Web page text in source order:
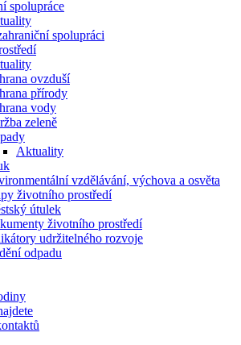
spolupráce
spolupráci
ovzduší
přírody
vody
zeleně
Aktuality
vzdělávání, výchova a osvěta
životního prostředí
útulek
životního prostředí
udržitelného rozvoje
odpadu